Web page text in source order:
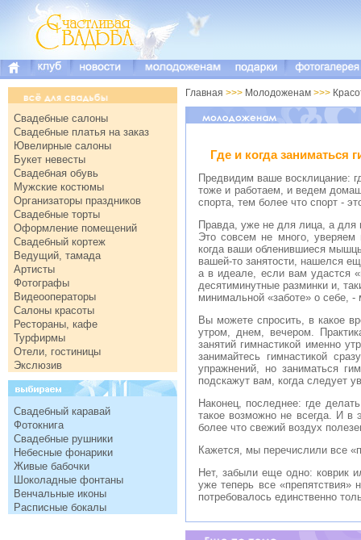
Свадебные салоны
Свадебные платья на заказ
Ювелирные салоны
Букет невесты
Свадебная обувь
Мужские костюмы
Организаторы праздников
Свадебные торты
Оформление помещений
Свадебный кортеж
Ведущий, тамада
Артисты
Фотографы
Видеооператоры
Салоны красоты
Рестораны, кафе
Турфирмы
Отели, гостиницы
Экслюзив
Свадебный каравай
Фотокнига
Свадебные рушники
Небесные фонарики
Живые бабочки
Шоколадные фонтаны
Венчальные иконы
Расписные бокалы
Главная >>> Молодоженам >>>
Где и когда заниматься
Предвидим ваше восклицание:
тоже и работаем, и ведем
спорта, тем более что спорт -
Правда, уже не для лица, а для
Это совсем не много, уверяем
когда ваши обленившиеся
вашей-то занятости, нашелся
а в идеале, если вам удастся
десятиминутные разминки и,
минимальной «заботе» о себе,
Вы можете спросить, в какое
утром, днем, вечером.
занятий гимнастикой именно
занимайтесь гимнастикой
упражнений, но заниматься
подскажут вам, когда следует
Наконец, последнее: где
такое возможно не всегда. И в
более что свежий воздух
Кажется, мы перечислили все
Нет, забыли еще одно: коврик
уже теперь все
потребовалось единственно